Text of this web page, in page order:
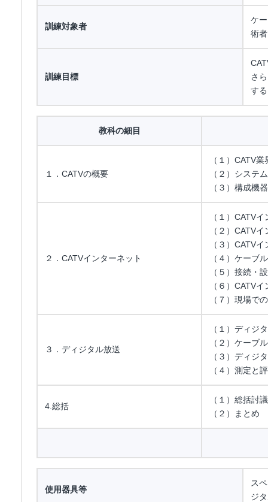
訓練対象者
ケ
術
訓練目標
さ
す
教科の細目
１．CATVの概要
（１）CATV
（２）システ
（３）構成機
２．CATVインターネット
（１）CATV
（２）CATV
（３）CATV
（４）ケーブ
（５）接続・
（６）CATV
（７）現場で
３．ディジタル放送
（１）ディジ
（２）ケーブ
（３）ディジ
（４）測定と
4.総括
（１）総括討議
（２）まとめ
使用器具等
ス
ジ